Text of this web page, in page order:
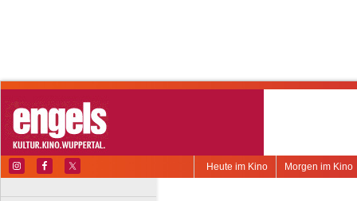
Morgen im Kino
Heute im Kino